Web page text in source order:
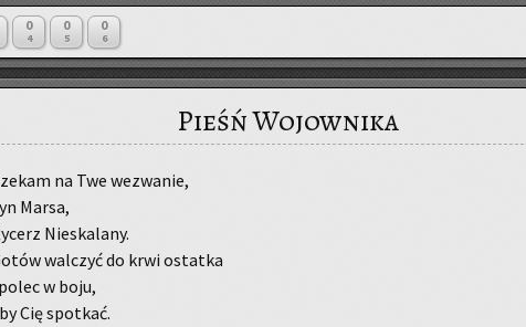
0
4
0
5
0
6
Pieśń Wojownika
na Twe we­zwa­nie,
Marsa,
Nie­ska­la­ny.
wal­czyć do krwi ostat­ka
w boju,
Cię spo­tkać.